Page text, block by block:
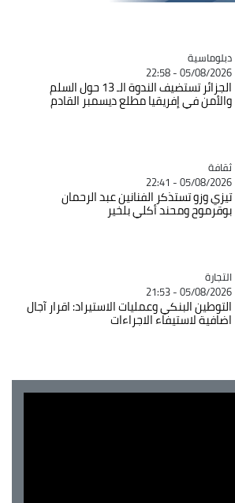
Catégorie
دبلوماسية
05/08/2026 - 22:58
الجزائر تستضيف الندوة الـ 13 حول السلم
والأمن في إفريقيا مطلع ديسمبر القادم
Catégorie
ثقافة
05/08/2026 - 22:41
تيزي وزو تستذكر الفنانين عبد الرحمان
بوقرموح ومحند أكلي بلخير
Catégorie
التجارة
05/08/2026 - 21:53
التوطين البنكي وعمليات الاستيراد: اقرار آجال
اضافية لاستيفاء الاجراءات